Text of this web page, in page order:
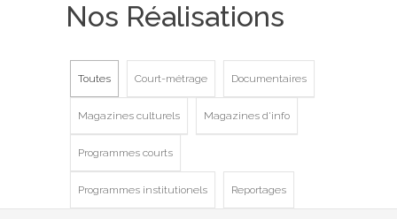
Nos Réalisations
Toutes Court-métrage Documentaires
Magazines culturels Magazines d'info
Programmes courts
Programmes institutionels Reportages